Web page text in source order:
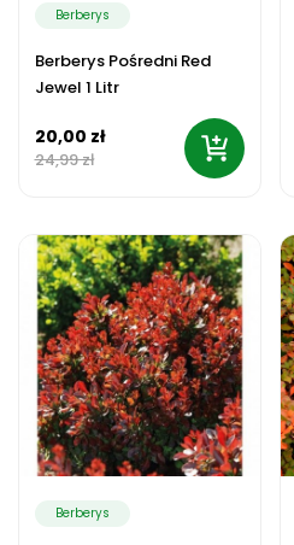
Berberys
Berberys Pośredni Red
Jewel 1 Litr
20,00 zł
24,99 zł
Berberys